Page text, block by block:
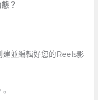
？
並編輯好您的Reels影